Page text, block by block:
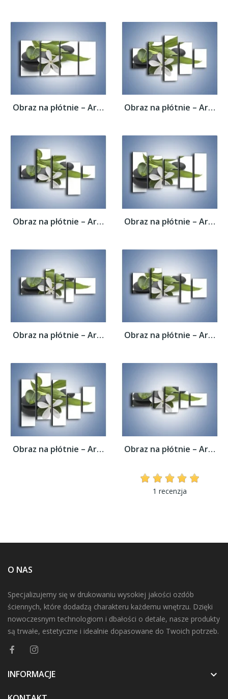
Obraz na płótnie – Artystyczna kompozycja... Obraz na płótnie – Artystyczna kompozycja...
Obraz na płótnie – Artystyczna kompozycja... Obraz na płótnie – Artystyczna kompozycja...
Obraz na płótnie – Artystyczna kompozycja... Obraz na płótnie – Artystyczna kompozycja...
Obraz na płótnie – Artystyczna kompozycja... Obraz na płótnie – Artystyczna kompozycja...
1 recenzja
O NAS
Specjalizujemy się w drukowaniu wysokiej jakości ozdób
ściennych, które dodadzą charakteru każdemu wnętrzu. Dzięki
nowoczesnym technologiom i dbałości o detale, nasze produkty
są trwałe, estetyczne i idealnie dopasowane do Twoich potrzeb.
INFORMACJE 